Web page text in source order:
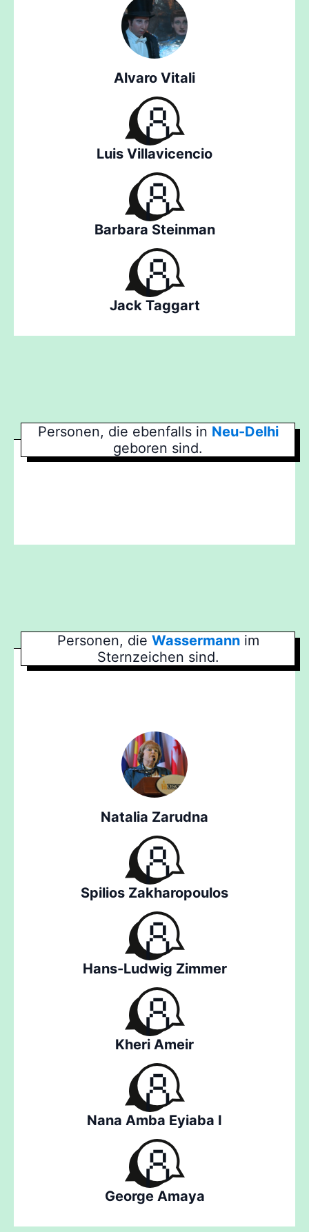
Alvaro Vitali
Luis Villavicencio
Barbara Steinman
Jack Taggart
Personen, die ebenfalls in Neu-Delhi
geboren sind.
Personen, die Wassermann im
Sternzeichen sind.
Natalia Zarudna
Spilios Zakharopoulos
Hans-Ludwig Zimmer
Kheri Ameir
Nana Amba Eyiaba I
George Amaya